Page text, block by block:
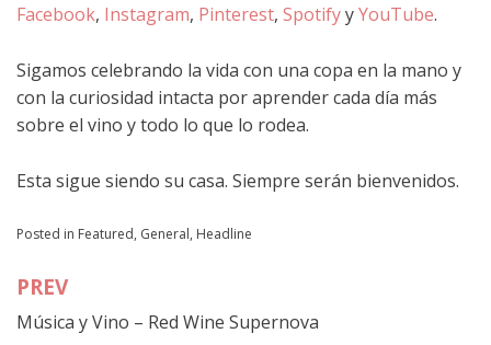
Facebook, Instagram, Pinterest, SpotifyyYouTube.
Sigamos celebrando la vida con una copa en la mano y
con la curiosidad intacta por aprender cada día más
sobre el vino y todo lo que lo rodea.
Esta sigue siendo su casa. Siempre serán bienvenidos.
Posted in Featured, General, Headline
Navegación
de
PREV
Música y Vino – Red Wine Supernova